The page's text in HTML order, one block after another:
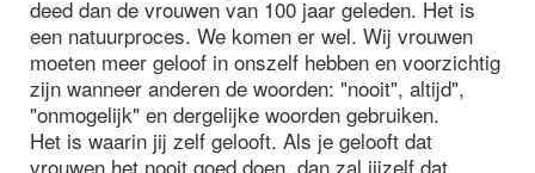
deed dan de vrouwen van 100 jaar geleden. Het is
een natuurproces. We komen er wel. Wij vrouwen
moeten meer geloof in onszelf hebben en voorzichtig
zijn wanneer anderen de woorden: "nooit", altijd",
"onmogelijk" en dergelijke woorden gebruiken.
Het is waarin jij zelf gelooft. Als je gelooft dat
vrouwen het nooit goed doen, dan zal jijzelf dat